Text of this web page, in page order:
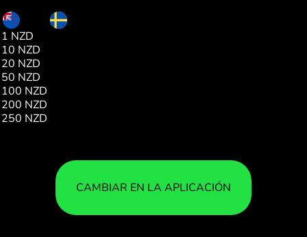
1 NZD
10 NZD
20 NZD
50 NZD
100 NZD
200 NZD
250 NZD
CAMBIAR EN LA APLICACIÓN